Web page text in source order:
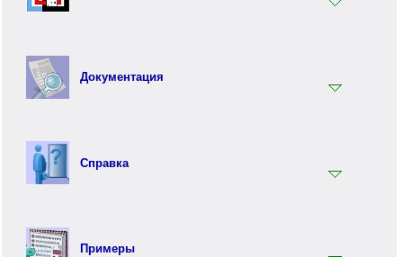
Документация
Инструментарий
Документация
Синтаксис языка Перфолента
Практика программирования на языке Перфолента
Перфо - функциональный язык программирования
Справка
Встроенные функции
Примеры